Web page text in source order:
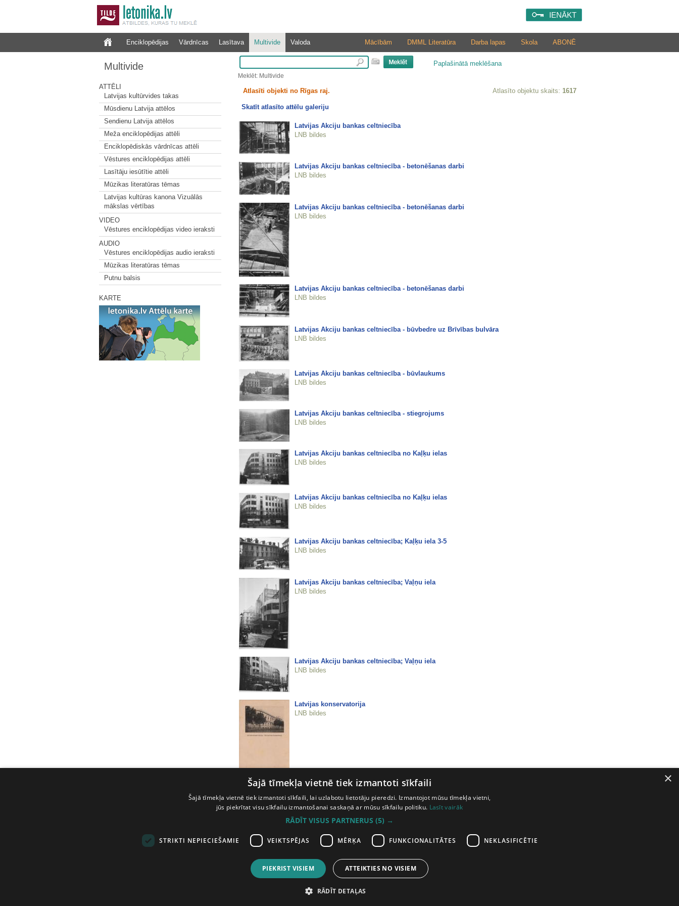
IENĀKT
Enciklopēdijas Vārdnīcas Lasītava Multivide Valoda ABONĒ
Skola
Darba lapas
DMML Literatūra
Mācībām
Multivide
ATTĒLI
Latvijas kultūrvides takas
Mūsdienu Latvija attēlos
Sendienu Latvija attēlos
Meža enciklopēdijas attēli
Enciklopēdiskās vārdnīcas attēli
Vēstures enciklopēdijas attēli
Lasītāju iesūtītie attēli
Mūzikas literatūras tēmas
Latvijas kultūras kanona Vizuālās
mākslas vērtības
VIDEO
Vēstures enciklopēdijas video ieraksti
AUDIO
Vēstures enciklopēdijas audio ieraksti
Mūzikas literatūras tēmas
Putnu balsis
KARTE
Paplašinātā meklēšana
Meklēt: Multivide
Atlasīti objekti no Rīgas raj. Atlasīto objektu skaits: 1617
Skatīt atlasīto attēlu galeriju
Latvijas Akciju bankas celtniecība
LNB bildes
Latvijas Akciju bankas celtniecība - betonēšanas darbi
LNB bildes
Latvijas Akciju bankas celtniecība - betonēšanas darbi
LNB bildes
Latvijas Akciju bankas celtniecība - betonēšanas darbi
LNB bildes
Latvijas Akciju bankas celtniecība - būvbedre uz Brīvības bulvāra
LNB bildes
Latvijas Akciju bankas celtniecība - būvlaukums
LNB bildes
Latvijas Akciju bankas celtniecība - stiegrojums
LNB bildes
Latvijas Akciju bankas celtniecība no Kaļķu ielas
LNB bildes
Latvijas Akciju bankas celtniecība no Kaļķu ielas
LNB bildes
Latvijas Akciju bankas celtniecība; Kaļķu iela 3-5
LNB bildes
Latvijas Akciju bankas celtniecība; Vaļņu iela
LNB bildes
Latvijas Akciju bankas celtniecība; Vaļņu iela
LNB bildes
Latvijas konservatorija
LNB bildes
Latvijas LPSR. Rīga. LPSR Ministru padomes ēka
iepriekšējā lapa 28 30 31 32 33 34 35 36 37 39
×
Šajā tīmekļa vietnē tiek izmantoti sīkfaili
Šajā tīmekļa vietnē tiek izmantoti sīkfaili, lai uzlabotu lietotāju pieredzi. Izmantojot mūsu tīmekļa vietni,
jūs piekrītat visu sīkfailu izmantošanai saskaņā ar mūsu sīkfailu politiku. Lasīt vairāk
RĀDĪT VISUS PARTNERUS (5) →
STRIKTI NEPIECIEŠAMIE VEIKTSPĒJAS MĒRĶA FUNKCIONALITĀTES NEKLASIFICĒTIE
PIEKRIST VISIEM ATTEIKTIES NO VISIEM
RĀDĪT DETAĻAS